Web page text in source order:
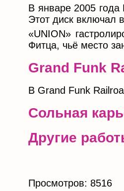
В январе 2005
Этот диск включал
«UNION»
Фитца, чьё место
Grand Funk
В Grand Funk
Сольная
Другие
Просмотров: 8516